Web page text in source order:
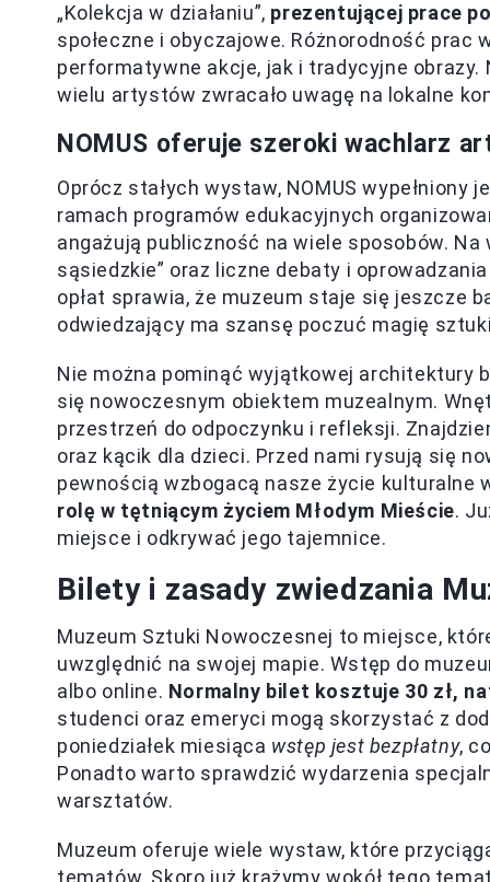
„Kolekcja w działaniu”, prezentującej prace
społeczne i obyczajowe. Różnorodność prac
performatywne akcje, jak i tradycyjne
wielu artystów zwracało uwagę na lokalne
NOMUS oferuje szeroki wachlarz
Oprócz stałych wystaw, NOMUS
ramach programów edukacyjnych
angażują publiczność na wiele sposobów.
sąsiedzkie” oraz liczne debaty i
opłat sprawia, że muzeum staje się jeszcze
odwiedzający ma szansę poczuć magię
Nie można pominąć wyjątkowej architektury
się nowoczesnym obiektem muzealnym.
przestrzeń do odpoczynku i refleksji.
oraz kącik dla dzieci. Przed nami rysują się
pewnością wzbogacą nasze życie kulturalne
rolę w tętniącym życiem Młodym Mieście.
miejsce i odkrywać jego tajemnice.
Bilety i zasady zwiedzania
Muzeum Sztuki Nowoczesnej to miejsce,
uwzględnić na swojej mapie. Wstęp do
albo online. Normalny bilet kosztuje 30 zł,
studenci oraz emeryci mogą skorzystać z
poniedziałek miesiąca wstęp jest bezpłatny,
Ponadto warto sprawdzić wydarzenia
warsztatów.
Muzeum oferuje wiele wystaw, które
tematów. Skoro już krążymy wokół tego